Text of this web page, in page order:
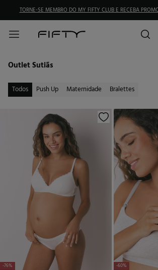
TORNE-SE MEMBRO DO MY FIFTY CLUB E RECEBA
Outlet Sutiãs
Todos Push Up Maternidade Bralettes
-76% -60%